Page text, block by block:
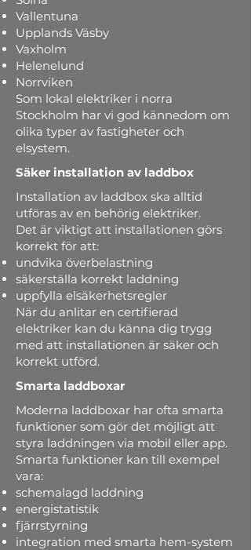
Vallentuna
Upplands Väsby
Vaxholm
Helenelund
Norrviken
Som lokal elektriker i norra
Stockholm har vi god kännedom om
olika typer av fastigheter och
elsystem.
Säker installation av laddbox
Installation av laddbox ska alltid
utföras av en behörig elektriker.
Det är viktigt att installationen görs
korrekt för att:
undvika överbelastning
säkerställa korrekt laddning
uppfylla elsäkerhetsregler
När du anlitar en certifierad
elektriker kan du känna dig trygg
med att installationen är säker och
korrekt utförd.
Smarta laddboxar
Moderna laddboxar har ofta smarta
funktioner som gör det möjligt att
styra laddningen via mobil eller app.
Smarta funktioner kan till exempel
vara:
schemalagd laddning
energistatistik
fjärrstyrning
integration med smarta hem-system